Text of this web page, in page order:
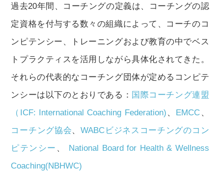
過去20年間、コーチングの定義は、コーチングの認
定資格を付与する数々の組織によって、コーチのコ
ンピテンシー、トレーニングおよび教育の中でベス
トプラクティスを活用しながら具体化されてきた。
それらの代表的なコーチング団体が定めるコンピテ
ンシーは以下のとおりである： 国際コーチング連盟
（ICF: International Coaching Federation) 、 EMCC 、
コーチング協会、WABCビジネスコーチングのコン
ピテンシー 、 National Board for Health & Wellness
Coaching(NBHWC)